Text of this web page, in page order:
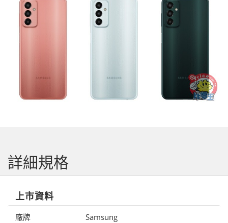
詳細規格
上市資料
廠牌 Samsung